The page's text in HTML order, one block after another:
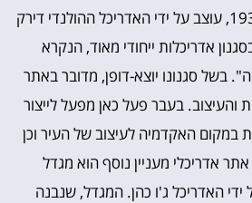
הבניין, שנבנה בשנת 1931, עוצב על ידי האדריכל ההולנדי דירק
אדריכלות ייחודי מאוד, הנקרא
בשל סגנונו יוצא-דופן, מדובר באתר
והעיצוב. בעבר פעל כאן מפעל לייצור
במקום האקדמיה לעיצוב של העיר וכן
אדריכלי מעניין נוסף הוא מגדל
ידי האדריכל ג'ו כהן. המגדל, שנבנה